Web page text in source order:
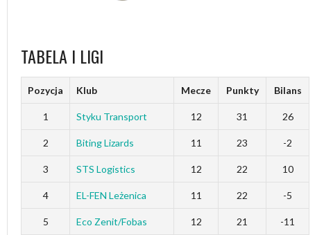
TABELA I LIGI
Pozycja Klub Mecze Punkty Bilans
1 Styku Transport 12 31 26
2 Biting Lizards 11 23 -2
3 STS Logistics 12 22 10
4 EL-FEN Leżenica 11 22 -5
5 Eco Zenit/Fobas 12 21 -11